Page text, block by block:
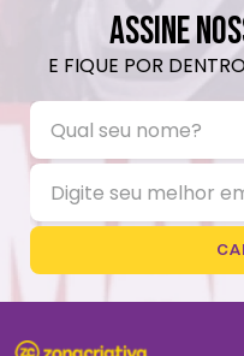
ASSINE
E FIQUE POR